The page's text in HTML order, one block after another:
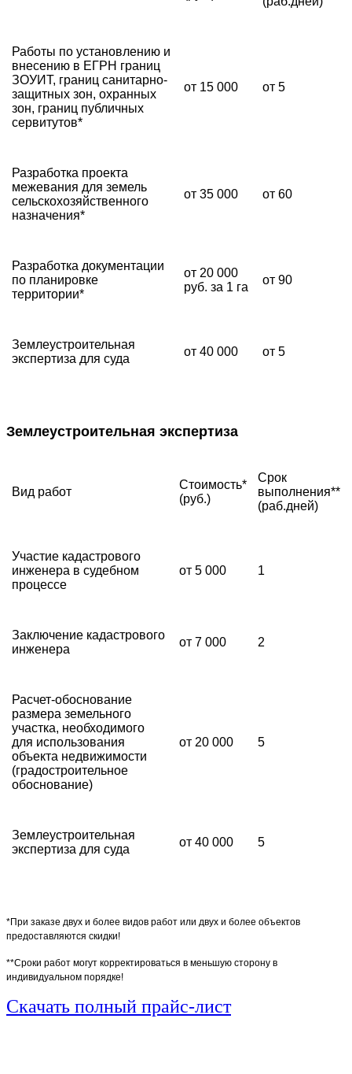
Работы по установлению и
внесению в ЕГРН границ
ЗОУИТ, границ санитарно-
защитных зон, охранных
зон, границ публичных
сервитутов*
от 15 000 от 5
Разработка проекта
межевания для земель
сельскохозяйственного
назначения*
от 35 000 от 60
Разработка документации
по планировке
территории*
от 20 000
руб. за 1 га
от 90
Землеустроительная
экспертиза для суда
от 40 000 от 5
Землеустроительная экспертиза
Вид работ
Стоимость*
(руб.)
Срок
выполнения**
(раб.дней)
Участие кадастрового
инженера в судебном
процессе
от 5 000 1
Заключение кадастрового
инженера
от 7 000 2
Расчет-обоснование
размера земельного
участка, необходимого
для использования
объекта недвижимости
(градостроительное
обоснование)
от 20 000 5
Землеустроительная
экспертиза для суда
от 40 000 5
*При заказе двух и более видов работ или двух и более объектов
предоставляются скидки!
**Сроки работ могут корректироваться в меньшую сторону в
индивидуальном порядке!
Скачать полный прайс-лист